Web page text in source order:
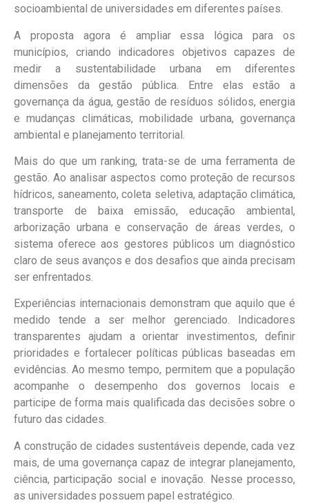
socioambiental de universidades em diferentes países.
A proposta agora é ampliar essa lógica para os
municípios, criando indicadores objetivos capazes de
medir a sustentabilidade urbana em diferentes
dimensões da gestão pública. Entre elas estão a
governança da água, gestão de resíduos sólidos, energia
e mudanças climáticas, mobilidade urbana, governança
ambiental e planejamento territorial.
Mais do que um ranking, trata-se de uma ferramenta de
gestão. Ao analisar aspectos como proteção de recursos
hídricos, saneamento, coleta seletiva, adaptação climática,
transporte de baixa emissão, educação ambiental,
arborização urbana e conservação de áreas verdes, o
sistema oferece aos gestores públicos um diagnóstico
claro de seus avanços e dos desafios que ainda precisam
ser enfrentados.
Experiências internacionais demonstram que aquilo que é
medido tende a ser melhor gerenciado. Indicadores
transparentes ajudam a orientar investimentos, definir
prioridades e fortalecer políticas públicas baseadas em
evidências. Ao mesmo tempo, permitem que a população
acompanhe o desempenho dos governos locais e
participe de forma mais qualificada das decisões sobre o
futuro das cidades.
A construção de cidades sustentáveis depende, cada vez
mais, de uma governança capaz de integrar planejamento,
ciência, participação social e inovação. Nesse processo,
as universidades possuem papel estratégico.